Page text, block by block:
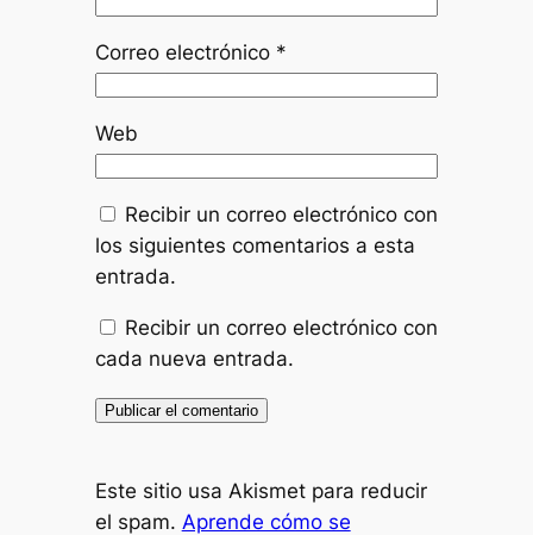
Correo electrónico *
Web
Recibir un correo electrónico con
los siguientes comentarios a esta
entrada.
Recibir un correo electrónico con
cada nueva entrada.
Este sitio usa Akismet para reducir
el spam. Aprende cómo se